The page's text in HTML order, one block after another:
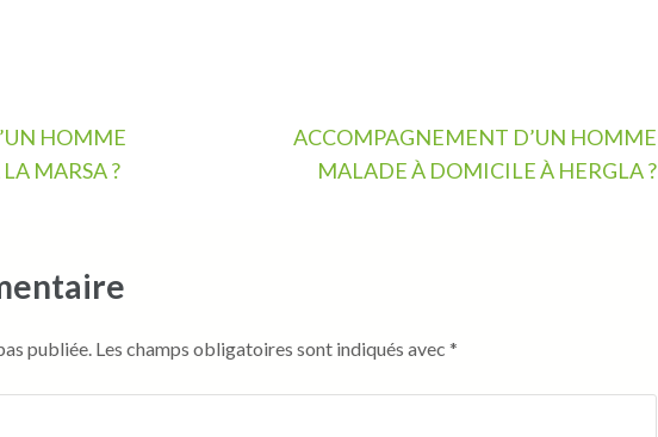
HOMME
MARSA ?
ACCOMPAGNEMENT D’UN HOMME
MALADE À DOMICILE À HERGLA ?
publiée. Les champs obligatoires sont indiqués avec *